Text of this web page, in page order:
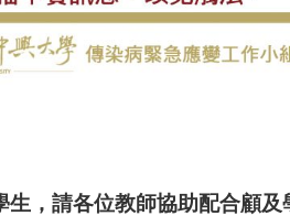
，請各位教師協助配合顧